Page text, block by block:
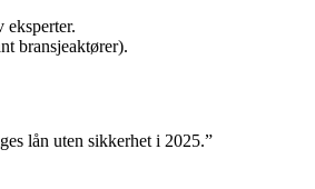
eksperter.
bransjeaktører).
lån uten sikkerhet i 2025.”